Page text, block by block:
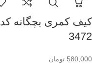
کیف کمری بچگانه کد
3472
580,000 تومان